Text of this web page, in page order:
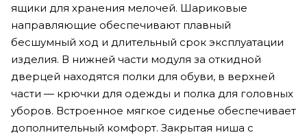
ящики для хранения мелочей. Шариковые
направляющие обеспечивают плавный
бесшумный ход и длительный срок эксплуатации
изделия. В нижней части модуля за откидной
дверцей находятся полки для обуви, в верхней
части — крючки для одежды и полка для головных
уборов. Встроенное мягкое сиденье обеспечивает
дополнительный комфорт. Закрытая ниша с